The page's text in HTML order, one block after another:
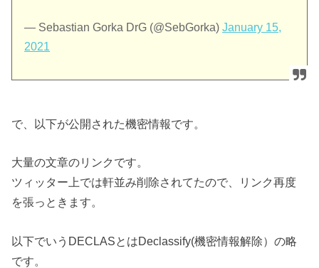
— Sebastian Gorka DrG (@SebGorka)January 15,
2021
で、以下が公開された機密情報です。
大量の文章のリンクです。
ツィッター上では軒並み削除されてたので、リンク再度
を張っときます。
以下でいうDECLASとはDeclassify(機密情報解除）の略
です。